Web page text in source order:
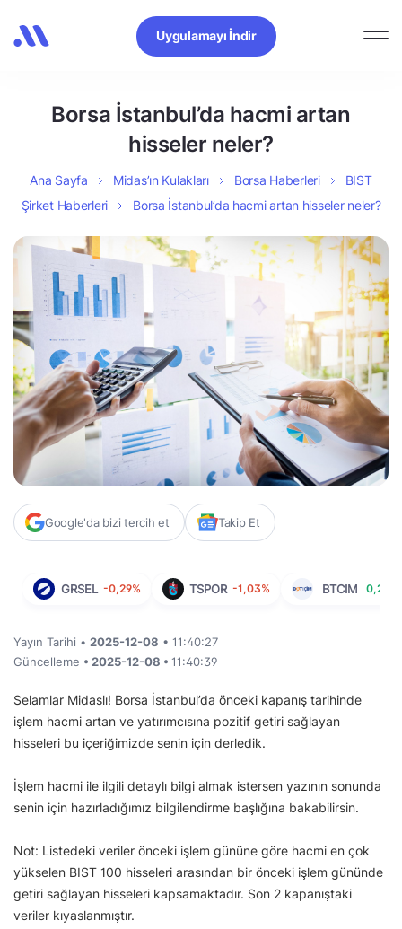
Uygulamayı İndir
Borsa İstanbul’da hacmi artan
hisseler neler?
Ana Sayfa Midas’ın Kulakları Borsa Haberleri
BIST
Şirket Haberleri
Borsa İstanbul’da hacmi artan hisseler neler?
Google'da bizi tercih et Takip Et
GRSEL -0,29% TSPOR -1,03% BTCIM 0,20%
Yayın Tarihi • 2025-12-08 • 11:40:27
Güncelleme • 2025-12-08 • 11:40:39
Selamlar Midaslı! Borsa İstanbul’da önceki kapanış tarihinde
işlem hacmi artan ve yatırımcısına pozitif getiri sağlayan
hisseleri bu içeriğimizde senin için derledik.
İşlem hacmi ile ilgili detaylı bilgi almak istersen yazının sonunda
senin için hazırladığımız bilgilendirme başlığına bakabilirsin.
Not: Listedeki veriler önceki işlem gününe göre hacmi en çok
yükselen BIST 100 hisseleri arasından bir önceki işlem gününde
getiri sağlayan hisseleri kapsamaktadır. Son 2 kapanıştaki
veriler kıyaslanmıştır.